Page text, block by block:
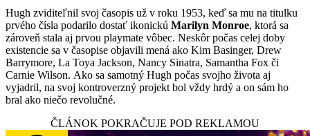
Hugh zviditeľnil svoj časopis už v roku 1953, keď sa mu na titulku
prvého čísla podarilo dostať ikonickú Marilyn Monroe, ktorá sa
zároveň stala aj prvou playmate vôbec. Neskôr počas celej doby
existencie sa v časopise objavili mená ako Kim Basinger, Drew
Barrymore, La Toya Jackson, Nancy Sinatra, Samantha Fox či
Carnie Wilson. Ako sa samotný Hugh počas svojho života aj
vyjadril, na svoj kontroverzný projekt bol vždy hrdý a on sám ho
bral ako niečo revolučné.
ČLÁNOK POKRAČUJE POD REKLAMOU